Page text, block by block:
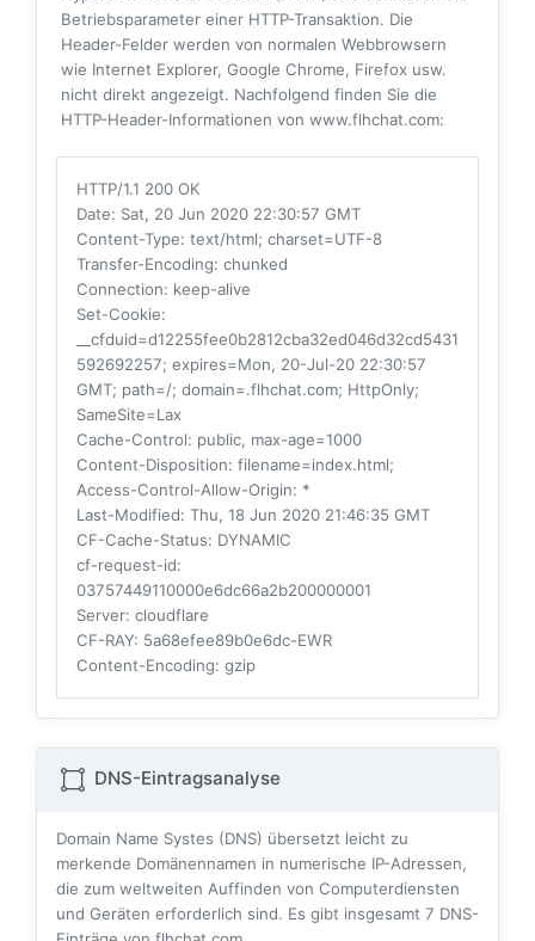
Betriebsparameter einer HTTP-Transaktion. Die
Header-Felder werden von normalen Webbrowsern
wie Internet Explorer, Google Chrome, Firefox usw.
nicht direkt angezeigt. Nachfolgend finden Sie die
HTTP-Header-Informationen von www.flhchat.com:
HTTP/1.1 200 OK
Date: Sat, 20 Jun 2020 22:30:57 GMT
Content-Type: text/html; charset=UTF-8
Transfer-Encoding: chunked
Connection: keep-alive
Set-Cookie:
__cfduid=d12255fee0b2812cba32ed046d32cd5431
592692257; expires=Mon, 20-Jul-20 22:30:57
GMT; path=/; domain=.flhchat.com; HttpOnly;
SameSite=Lax
Cache-Control: public, max-age=1000
Content-Disposition: filename=index.html;
Access-Control-Allow-Origin: *
Last-Modified: Thu, 18 Jun 2020 21:46:35 GMT
CF-Cache-Status: DYNAMIC
cf-request-id:
03757449110000e6dc66a2b200000001
Server: cloudflare
CF-RAY: 5a68efee89b0e6dc-EWR
Content-Encoding: gzip
DNS-Eintragsanalyse
Domain Name Systes (DNS) übersetzt leicht zu
merkende Domänennamen in numerische IP-Adressen,
die zum weltweiten Auffinden von Computerdiensten
und Geräten erforderlich sind. Es gibt insgesamt 7 DNS-